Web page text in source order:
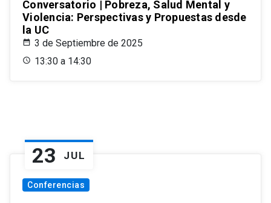
Conversatorio | Pobreza, Salud Mental y
Violencia: Perspectivas y Propuestas desde
la UC
3 de Septiembre de 2025
13:30 a 14:30
23 JUL
Conferencias